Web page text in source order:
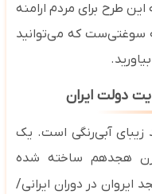
طرح برای مردم ارامنه
که می‌توانید
دولت ایران
آبی‌رنگی است. یک
هجدهم ساخته شده
در دوران ایرانی/